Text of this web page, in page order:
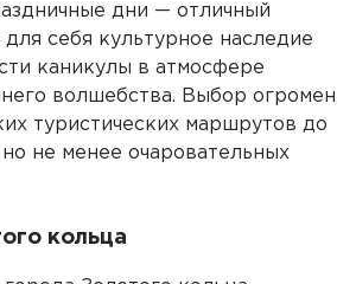
дни — отличный
себя культурное наследие
каникулы в атмосфере
волшебства. Выбор огромен
туристических маршрутов до
не менее очаровательных
кольца